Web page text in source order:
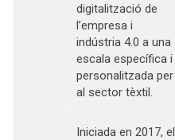
digitalització de
l’empresa i
indústria 4.0 a una
escala específica i
personalitzada per
al sector tèxtil.
Iniciada en 2017, el